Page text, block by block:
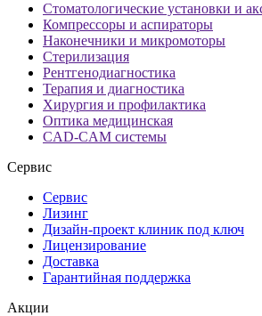
Стоматологические установки и
Компрессоры и аспираторы
Наконечники и микромоторы
Стерилизация
Рентгенодиагностика
Терапия и диагностика
Хирургия и профилактика
Оптика медицинская
CAD-CAM системы
Сервис
Сервис
Лизинг
Дизайн-проект клиник под ключ
Лицензирование
Доставка
Гарантийная поддержка
Акции